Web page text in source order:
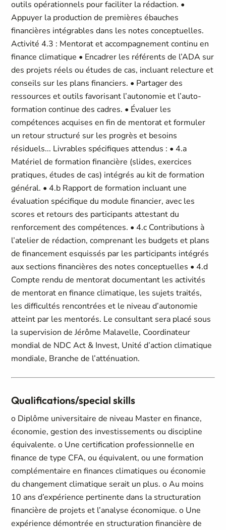
Qualifications/special skills
o Diplôme universitaire de niveau Master en finance,
économie, gestion des investissements ou discipline
équivalente. o Une certification professionnelle en
finance de type CFA, ou équivalent, ou une formation
complémentaire en finances climatiques ou économie
du changement climatique serait un plus. o Au moins
10 ans d’expérience pertinente dans la structuration
financière de projets et l’analyse économique. o Une
expérience démontrée en structuration financière de